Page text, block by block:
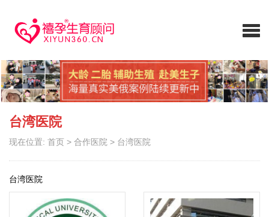
台湾医院
现在位置: 首页 > 合作医院 > 台湾医院
台湾医院